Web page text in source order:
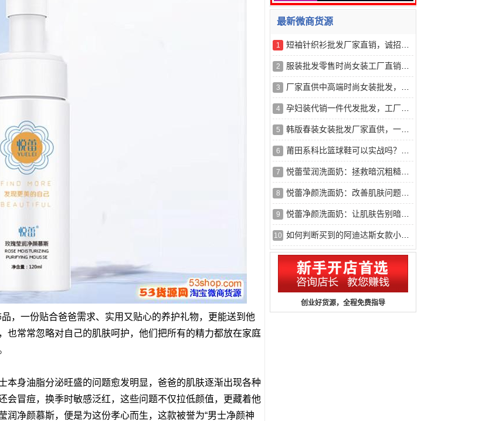
，一份贴合爸爸需求、实用又贴心的养护礼物，更能送到他
也常常忽略对自己的肌肤呵护，他们把所有的精力都放在家庭
本身油脂分泌旺盛的问题愈发明显，爸爸的肌肤逐渐出现各种
会冒痘，换季时敏感泛红，这些问题不仅拉低颜值，更藏着他
净颜慕斯，便是为这份孝心而生，这款被誉为“男士净颜神
最新微商货源
1 短袖针织衫批发厂家直销，诚招代理，量多有优惠
2 服装批发零售时尚女装工厂直销，大量现货供应
3 厂家直供中高端时尚女装批发，一手货源，大量现货
4 孕妇装代销一件代发批发，工厂直供，诚招代理
5 韩版春装女装批发厂家直供，一手货源，诚招代理
6 莆田系科比篮球鞋可以实战吗？——2026年深度测评，看完这篇不再
7 悦蕾莹润洗面奶：拯救暗沉粗糙肌肤
8 悦蕾净颜洗面奶：改善肌肤问题的护肤基石
9 悦蕾净颜洗面奶：让肌肤告别暗沉油腻
10 如何判断买到的阿迪达斯女款小白鞋是公司级版本？
创业好货源，全程免费指导